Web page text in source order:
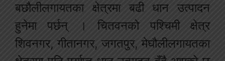
बछौलीलगायतका क्षेत्रमा बढी धान उत्पादन
हुनेमा पर्छन् । चितवनको पश्चिमी क्षेत्र
शिवनगर, गीतानगर, जगतपुर, मेघौलीलगायतका